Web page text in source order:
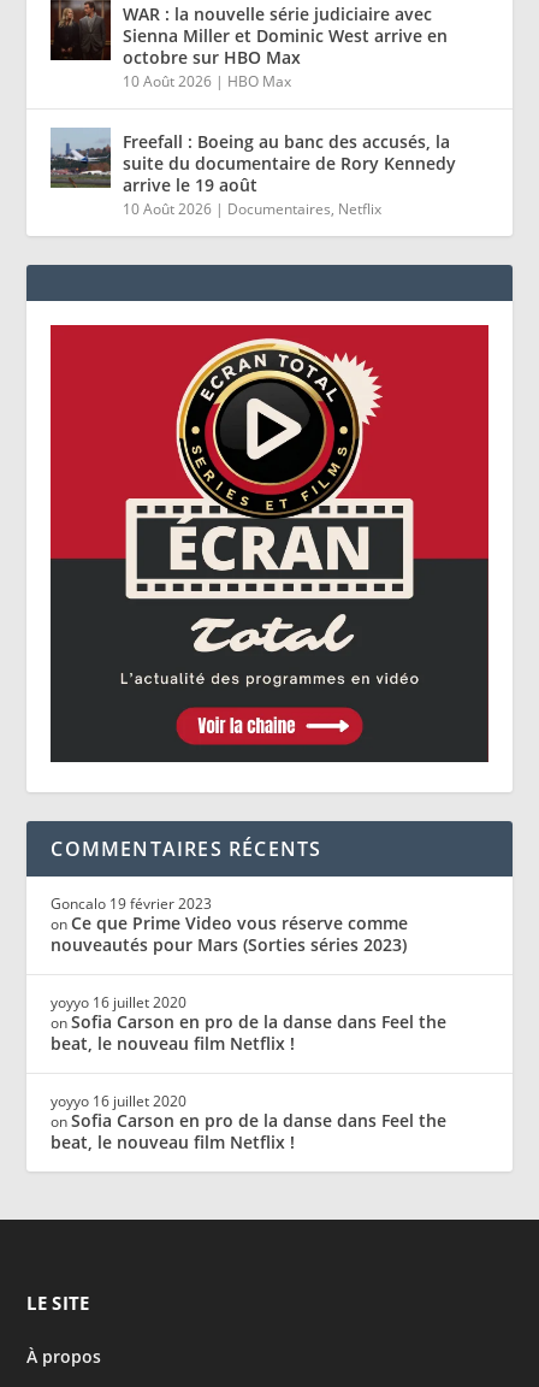
WAR : la nouvelle série judiciaire avec
Sienna Miller et Dominic West arrive en
octobre sur HBO Max
10 Août 2026 | HBO Max
Freefall : Boeing au banc des accusés, la
suite du documentaire de Rory Kennedy
arrive le 19 août
10 Août 2026 | Documentaires, Netflix
COMMENTAIRES RÉCENTS
Goncalo 19 février 2023
onCe que Prime Video vous réserve comme
nouveautés pour Mars (Sorties séries 2023)
yoyyo 16 juillet 2020
onSofia Carson en pro de la danse dans Feel the
beat, le nouveau film Netflix !
yoyyo 16 juillet 2020
onSofia Carson en pro de la danse dans Feel the
beat, le nouveau film Netflix !
LE SITE
À propos